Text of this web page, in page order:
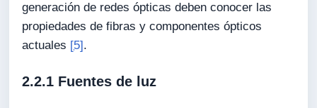
generación de redes ópticas deben conocer las
propiedades de fibras y componentes ópticos
actuales [5] .
2.2.1 Fuentes de luz